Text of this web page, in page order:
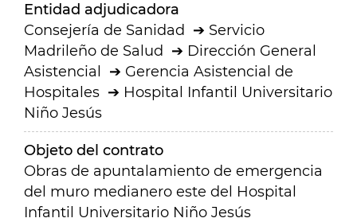
Entidad adjudicadora
Consejería de Sanidad
Servicio
Madrileño de Salud
Dirección General
Asistencial
Gerencia Asistencial de
Hospitales
Hospital Infantil Universitario
Niño Jesús
Objeto del contrato
Obras de apuntalamiento de emergencia
del muro medianero este del Hospital
Infantil Universitario Niño Jesús